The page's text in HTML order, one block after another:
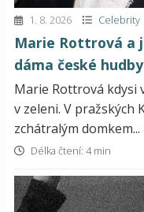
1. 8. 2026 Celebrity
Marie Rottrová a
dáma české hudby
Marie Rottrová kdysi
v zeleni. V pražských
zchátralým domkem...
Délka čtení: 4 min